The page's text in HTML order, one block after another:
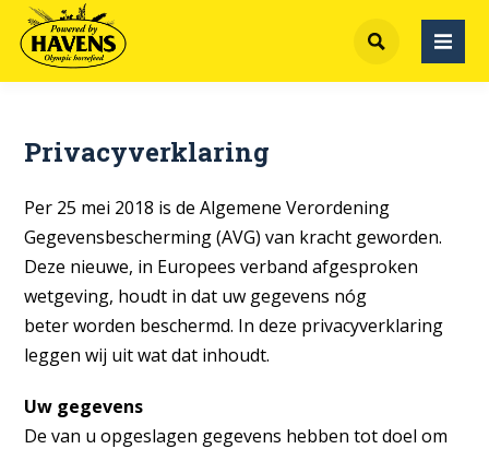
Privacyverklaring
Per 25 mei 2018 is de Algemene Verordening
Gegevensbescherming (AVG) van kracht geworden.
Deze nieuwe, in Europees verband afgesproken
wetgeving, houdt in dat uw gegevens nóg
beter worden beschermd. In deze privacyverklaring
leggen wij uit wat dat inhoudt.
Uw gegevens
De van u opgeslagen gegevens hebben tot doel om